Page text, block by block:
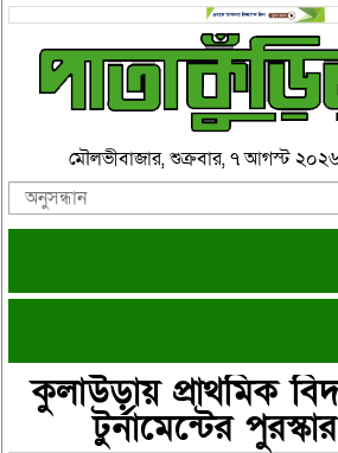
মৌলভীবাজার, শুক্রবার, ৭ আগস্ট
কুলাউড়ায় প্রাথমিক
টুর্নামেন্টের